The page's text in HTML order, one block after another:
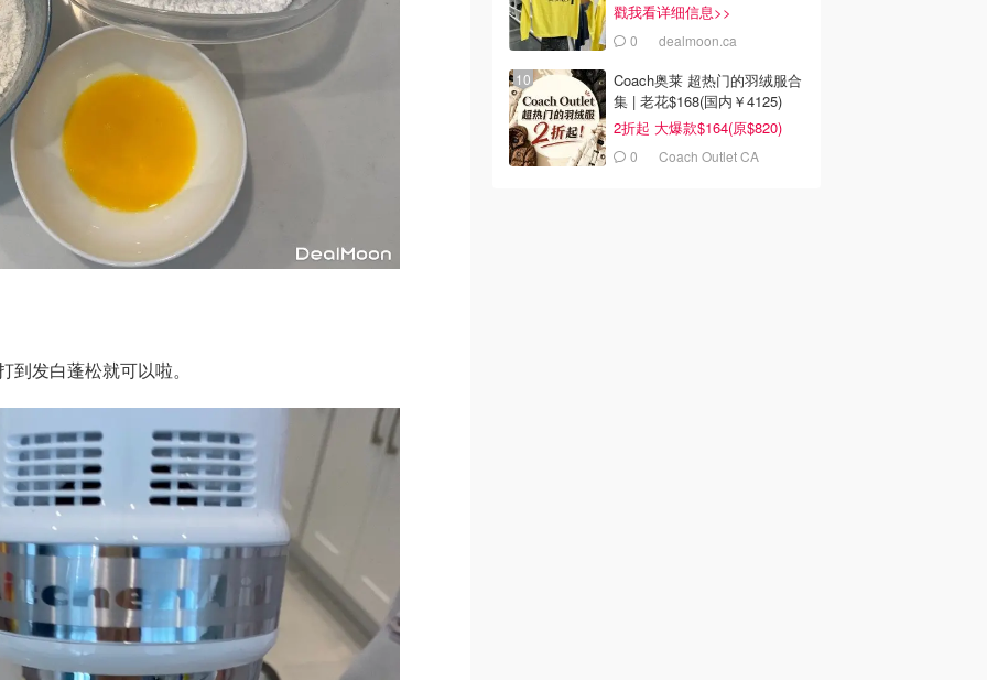
发白蓬松就可以啦。
戳我看详细信息>>
0 dealmoon.ca
Coach奥莱 超热门的羽绒服合
集 | 老花$168(国内￥4125)
2折起 大爆款$164(原$820)
0 Coach Outlet CA